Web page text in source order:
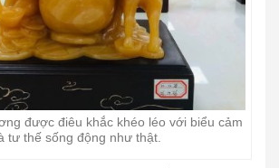
được điêu khắc khéo léo với biểu cảm
tư thế sống động như thật.